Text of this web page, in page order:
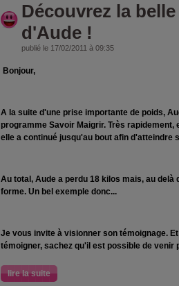
Découvrez la
d'Aude !
publié le 17/02/2011 à 09:35
Bonjour,
A la suite d'une prise importante de poids,
programme Savoir Maigrir. Très rapidement,
elle a continué jusqu'au bout afin d'atteindre
Au total, Aude a perdu 18 kilos mais, au
forme. Un bel exemple donc...
Je vous invite à visionner son témoignage.
témoigner, sachez qu'il est possible de venir
lire la suite